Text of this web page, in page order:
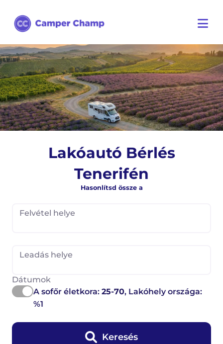
Lakóautó Bérlés
Tenerifén
Hasonlítsd össze a
Felvétel helye
Leadás helye
Dátumok
A sofőr életkora:25-70, Lakóhely országa:
%1
Keresés